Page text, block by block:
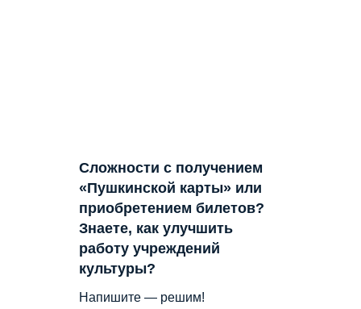
Сложности с получением
«Пушкинской карты» или
приобретением билетов?
Знаете, как улучшить
работу учреждений
культуры?
Напишите — решим!